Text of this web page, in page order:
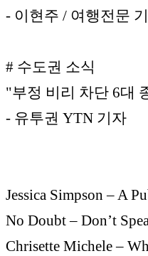
- 이현주 / 여행전문
# 수도권 소식
"부정 비리 차단 6대
- 유투권 YTN 기자
Jessica Simpson – A
No Doubt – Don’t
Chrisette Michele –